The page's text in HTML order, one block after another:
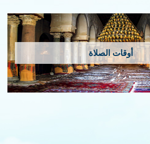
أوقات الصلاة